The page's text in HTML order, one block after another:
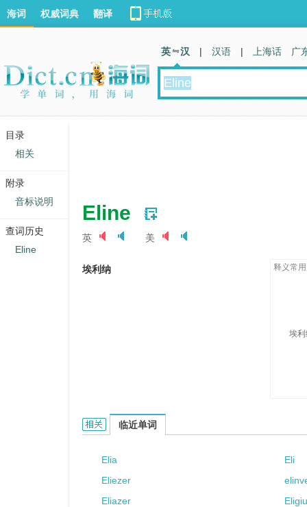
Eline
英 美
埃利纳 释义常
埃
Eline的相关资料：
临近单词
Elia
Eli
Eliezer
Eliazer
海词 权威词典 翻译
英 汉 | 汉语 | 上海话 广
目录
相关
附录
音标说明
查词历史
Eline